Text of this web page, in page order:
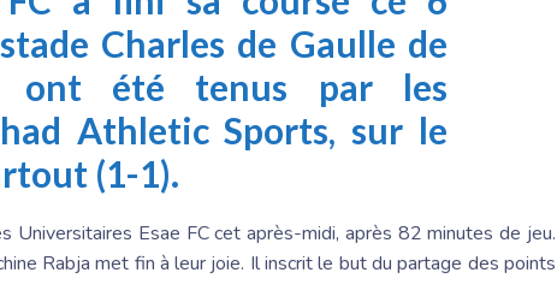
Charles de Gaulle de
ont été tenus par les
Athletic Sports, sur le
(1-1).
Universitaires Esae FC cet après-midi, après 82 minutes de jeu.
Rabja met fin à leur joie. Il inscrit le but du partage des points